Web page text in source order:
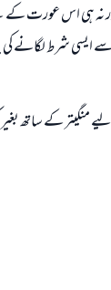
ہى اس عورت كے
لگانے كى بنا پر
ليے منگيتر كے